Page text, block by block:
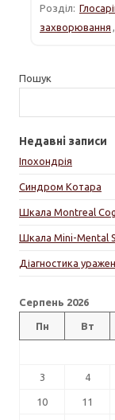
Розділ:
захворювання ,
Пошук
Недавні записи
Іпохондрія
Синдром Котара
Шкала Montreal
Шкала Mini-Mental
Діагностика
Серпень 2026
Пн Вт
3 4
10 11